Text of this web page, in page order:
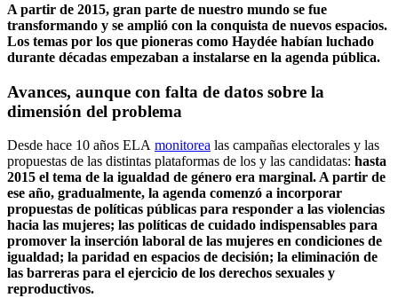
A partir de 2015, gran parte de nuestro mundo se fue
transformando y se amplió con la conquista de nuevos espacios.
Los temas por los que pioneras como Haydée habían luchado
durante décadas empezaban a instalarse en la agenda pública.
Avances, aunque con falta de datos sobre la
dimensión del problema
Desde hace 10 años ELA monitorea las campañas electorales y las
propuestas de las distintas plataformas de los y las candidatas: hasta
2015 el tema de la igualdad de género era marginal. A partir de
ese año, gradualmente, la agenda comenzó a incorporar
propuestas de políticas públicas para responder a las violencias
hacia las mujeres; las políticas de cuidado indispensables para
promover la inserción laboral de las mujeres en condiciones de
igualdad; la paridad en espacios de decisión; la eliminación de
las barreras para el ejercicio de los derechos sexuales y
reproductivos.